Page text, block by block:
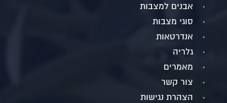
אבנים למצבות
סוגי מצבות
אנדרטאות
גלריה
מאמרים
צור קשר
הצהרת נגישות